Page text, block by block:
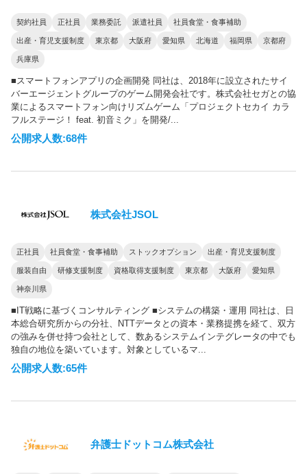
契約社員 正社員 業務委託 派遣社員 社員食堂・食事補助
出産・育児支援制度 東京都 大阪府 愛知県 北海道 福岡県 京都府
兵庫県
■スマートフォンアプリの企画開発 同社は、2018年に設立されたサイ
バーエージェントグループのゲーム開発会社です。株式会社セガとの協
業によるスマートフォン向けリズムゲーム「プロジェクトセカイ カラ
フルステージ！ feat. 初音ミク」を開発/...
公開求人数:68件
株式会社JSOL
正社員 社員食堂・食事補助 ストックオプション 出産・育児支援制度
服装自由 研修支援制度 資格取得支援制度 東京都 大阪府 愛知県
神奈川県
■IT戦略に基づくコンサルティング ■システムの構築・運用 同社は、日
本総合研究所からの分社、NTTデータとの資本・業務提携を経て、双方
の強みを併せ持つ会社として、数あるシステムインテグレータの中でも
独自の地位を築いています。対象としているマ...
公開求人数:65件
弁護士ドットコム株式会社